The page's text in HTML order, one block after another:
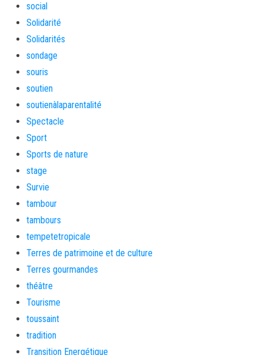
social
Solidarité
Solidarités
sondage
souris
soutien
soutienàlaparentalité
Spectacle
Sport
Sports de nature
stage
Survie
tambour
tambours
tempetetropicale
Terres de patrimoine et de culture
Terres gourmandes
théâtre
Tourisme
toussaint
tradition
Transition Energétique